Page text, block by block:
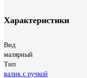
Характеристики
Вид
малярный
Тип
валик с ручкой